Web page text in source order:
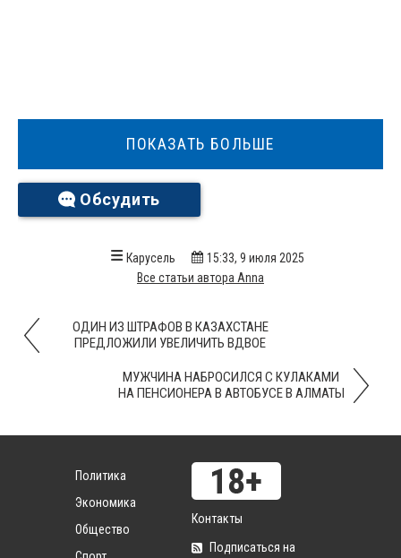
ПОКАЗАТЬ БОЛЬШЕ
Обсудить
Карусель
15:33, 9 июля 2025
Все статьи автора Anna
ОДИН ИЗ ШТРАФОВ В КАЗАХСТАНЕ
ПРЕДЛОЖИЛИ УВЕЛИЧИТЬ ВДВОЕ
МУЖЧИНА НАБРОСИЛСЯ С КУЛАКАМИ
НА ПЕНСИОНЕРА В АВТОБУСЕ В АЛМАТЫ
Политика
Экономика
Общество
Контакты
Подписаться на